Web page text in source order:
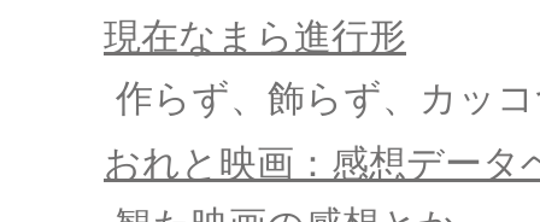
現在なまら進行形
作らず、飾らず、カッ
おれと映画：感想データ